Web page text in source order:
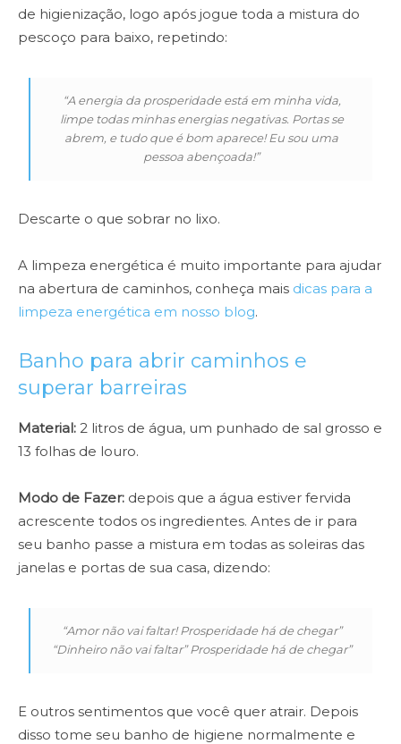
de higienização, logo após jogue toda a mistura do
pescoço para baixo, repetindo:
“A energia da prosperidade está em minha vida,
limpe todas minhas energias negativas. Portas se
abrem, e tudo que é bom aparece! Eu sou uma
pessoa abençoada!”
Descarte o que sobrar no lixo.
A limpeza energética é muito importante para ajudar
na abertura de caminhos, conheça mais dicas para a
limpeza energética em nosso blog.
Banho para abrir caminhos e
superar barreiras
Material: 2 litros de água, um punhado de sal grosso e
13 folhas de louro.
Modo de Fazer: depois que a água estiver fervida
acrescente todos os ingredientes. Antes de ir para
seu banho passe a mistura em todas as soleiras das
janelas e portas de sua casa, dizendo:
“Amor não vai faltar! Prosperidade há de chegar”
“Dinheiro não vai faltar” Prosperidade há de chegar”
E outros sentimentos que você quer atrair. Depois
disso tome seu banho de higiene normalmente e